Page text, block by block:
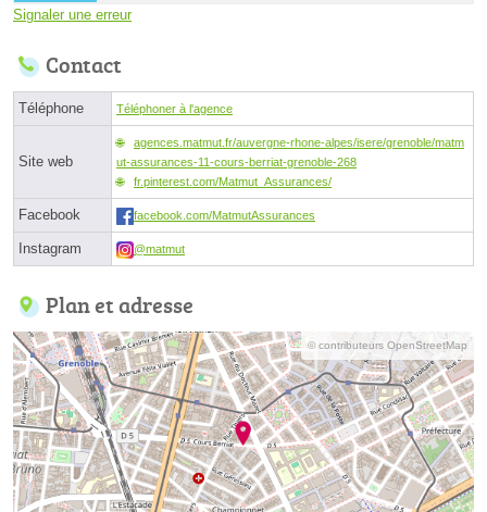
Signaler une erreur
Contact
Téléphone Téléphoner à l'agence
Site web
agences.matmut.fr/auvergne-rhone-alpes/isere/grenoble/matm
ut-assurances-11-cours-berriat-grenoble-268
fr.pinterest.com/Matmut_Assurances/
Facebook facebook.com/MatmutAssurances
Instagram @matmut
Plan et adresse
© contributeurs OpenStreetMap